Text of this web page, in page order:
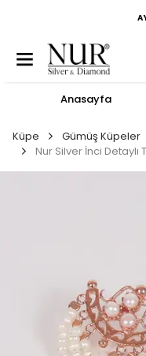
Anasayfa
Küpe Gümüş Küpeler
Nur Silver İnci Detaylı